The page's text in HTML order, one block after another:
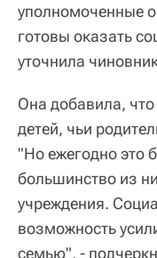
уполномоченные
готовы оказать
уточнила
Она добавила,
детей, чьи
"Но ежегодно это
большинство из
учреждения.
возможность
семью", -